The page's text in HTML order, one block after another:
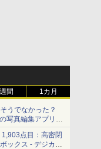
間 1カ月
うでなかった？
の写真編集アプリ
大切にする
点目：高密閉
ックス - デジカメ